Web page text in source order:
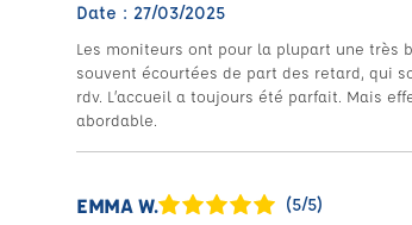
Date : 27/03/2025
Les moniteurs ont pour la plupart une très
souvent écourtées de part des retard, qui
rdv. L’accueil a toujours été parfait. Mais
abordable.
EMMA W. (5/5)